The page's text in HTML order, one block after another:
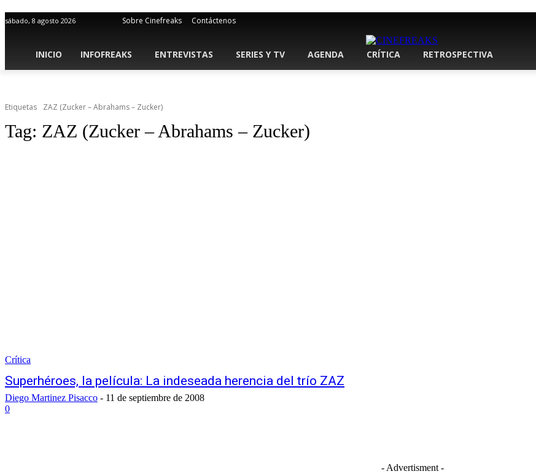
sábado, 8 agosto 2026 Sobre Cinefreaks Contáctenos
INICIO INFOFREAKS ENTREVISTAS SERIES Y TV AGENDA CRÍTICA RETROSPECTIVA
Etiquetas ZAZ (Zucker – Abrahams – Zucker)
Tag: ZAZ (Zucker – Abrahams – Zucker)
Crítica
Superhéroes, la película: La indeseada herencia del trío ZAZ
Diego Martinez Pisacco - 11 de septiembre de 2008
0
- Advertisment -